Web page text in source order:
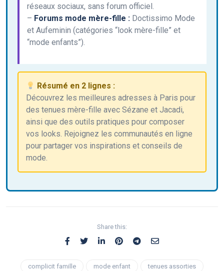
réseaux sociaux, sans forum officiel.
– Forums mode mère-fille : Doctissimo Mode
et Aufeminin (catégories “look mère-fille” et
“mode enfants”).
Résumé en 2 lignes :
Découvrez les meilleures adresses à Paris pour
des tenues mère-fille avec Sézane et Jacadi,
ainsi que des outils pratiques pour composer
vos looks. Rejoignez les communautés en ligne
pour partager vos inspirations et conseils de
mode.
Share this:
complicit famille mode enfant tenues assorties